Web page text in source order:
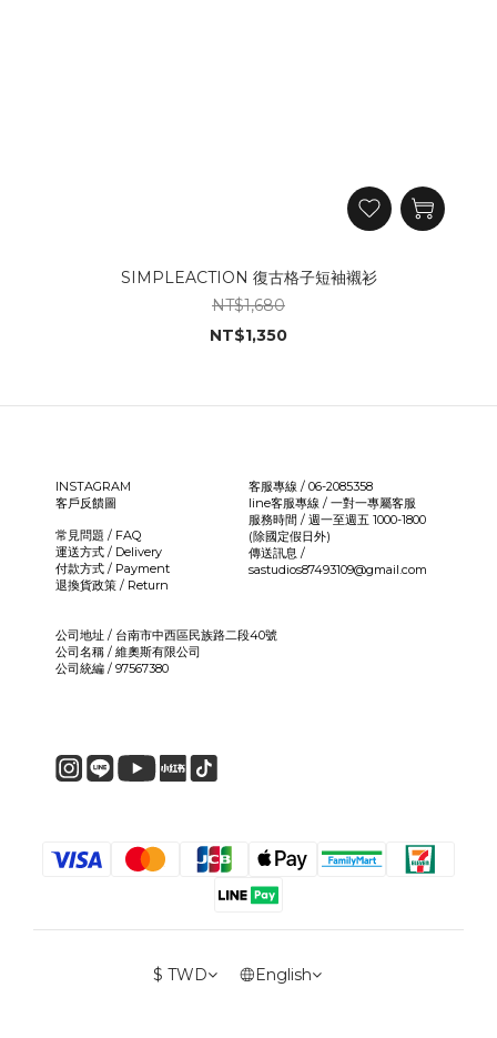
SIMPLEACTION 復古格子短袖襯衫
NT$1,680
NT$1,350
INSTAGRAM
客戶反饋圖
常見問題 / FAQ
運送方式 / Delivery
付款方式 / Payment
退換貨政策 / Return
客服專線 / 06-2085358
line客服專線 / 一對一專屬客服
服務時間 / 週一至週五 1000-1800
(除國定假日外)
傳送訊息 /
sastudios87493109@gmail.com
公司地址 / 台南市中西區民族路二段40號
公司名稱 / 維奧斯有限公司
公司統編 / 97567380
$ TWD English